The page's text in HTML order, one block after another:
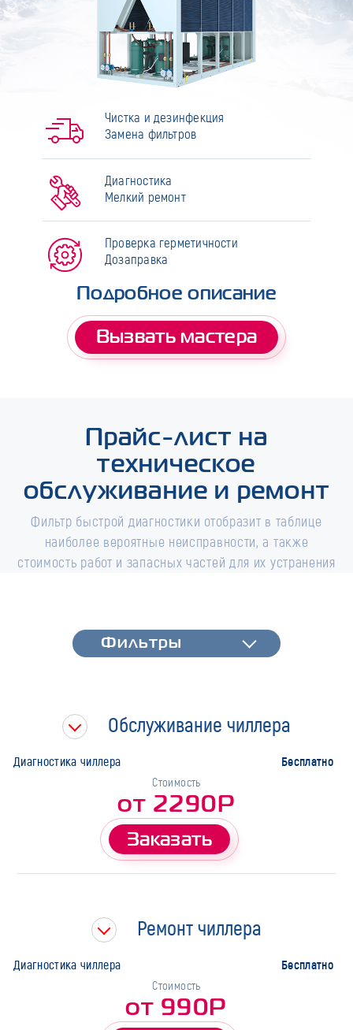
Чистка и дезинфекция
Замена фильтров
Диагностика
Мелкий ремонт
Проверка герметичности
Дозаправка
Подробное описание
Вызвать мастера
Прайс-лист на
техническое
обслуживание и ремонт
Фильтр быстрой диагностики отобразит в таблице
наиболее вероятные неисправности, а также
стоимость работ и запасных частей для их устранения
Фильтры
Марка
Фильтры
Обслуживание чиллера
Диагностика чиллера Бесплатно
Стоимость
от 2290Р
Заказать
Ремонт чиллера
Диагностика чиллера Бесплатно
Стоимость
от 990Р